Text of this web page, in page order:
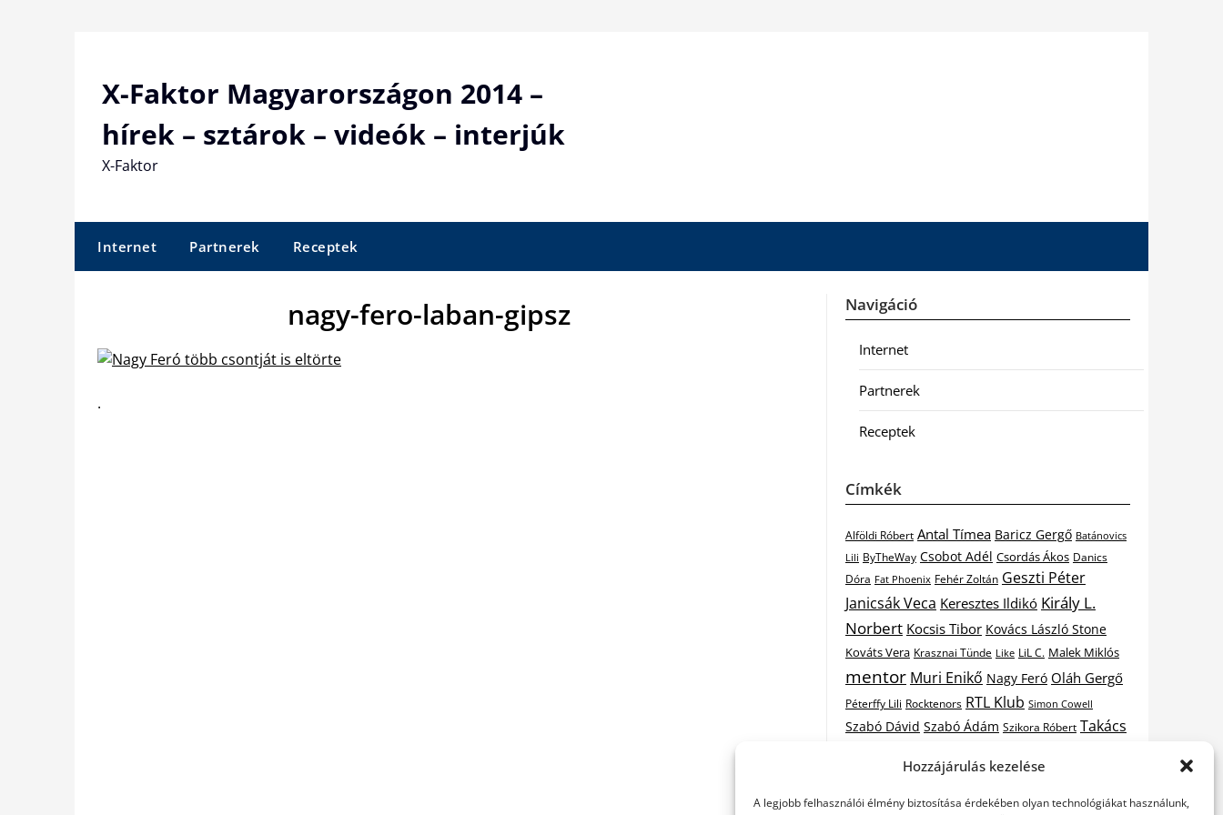
Hozzájárulás kezelése
A legjobb felhasználói élmény biztosítása érdekében olyan technológiákat használunk,
X-Faktor Magyarországon 2014 –
hírek – sztárok – videók – interjúk
X-Faktor
Internet Partnerek Receptek
nagy-fero-laban-gipsz
.
Navigáció
Internet
Partnerek
Receptek
Címkék
Alföldi Róbert Antal Tímea Baricz Gergő Batánovics
Lili ByTheWay Csobot Adél Csordás Ákos Danics
Dóra Fat Phoenix Fehér Zoltán Geszti Péter
Janicsák Veca Keresztes Ildikó Király L.
Norbert Kocsis Tibor Kovács László Stone
Kováts Vera Krasznai Tünde Like LiL C. Malek Miklós
mentor Muri Enikő Nagy Feró Oláh Gergő
Péterffy Lili Rocktenors RTL Klub Simon Cowell
Szabó Dávid Szabó Ádám Szikora Róbert Takács